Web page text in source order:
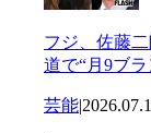
フジ、佐藤
道で“月9ブ
芸能|